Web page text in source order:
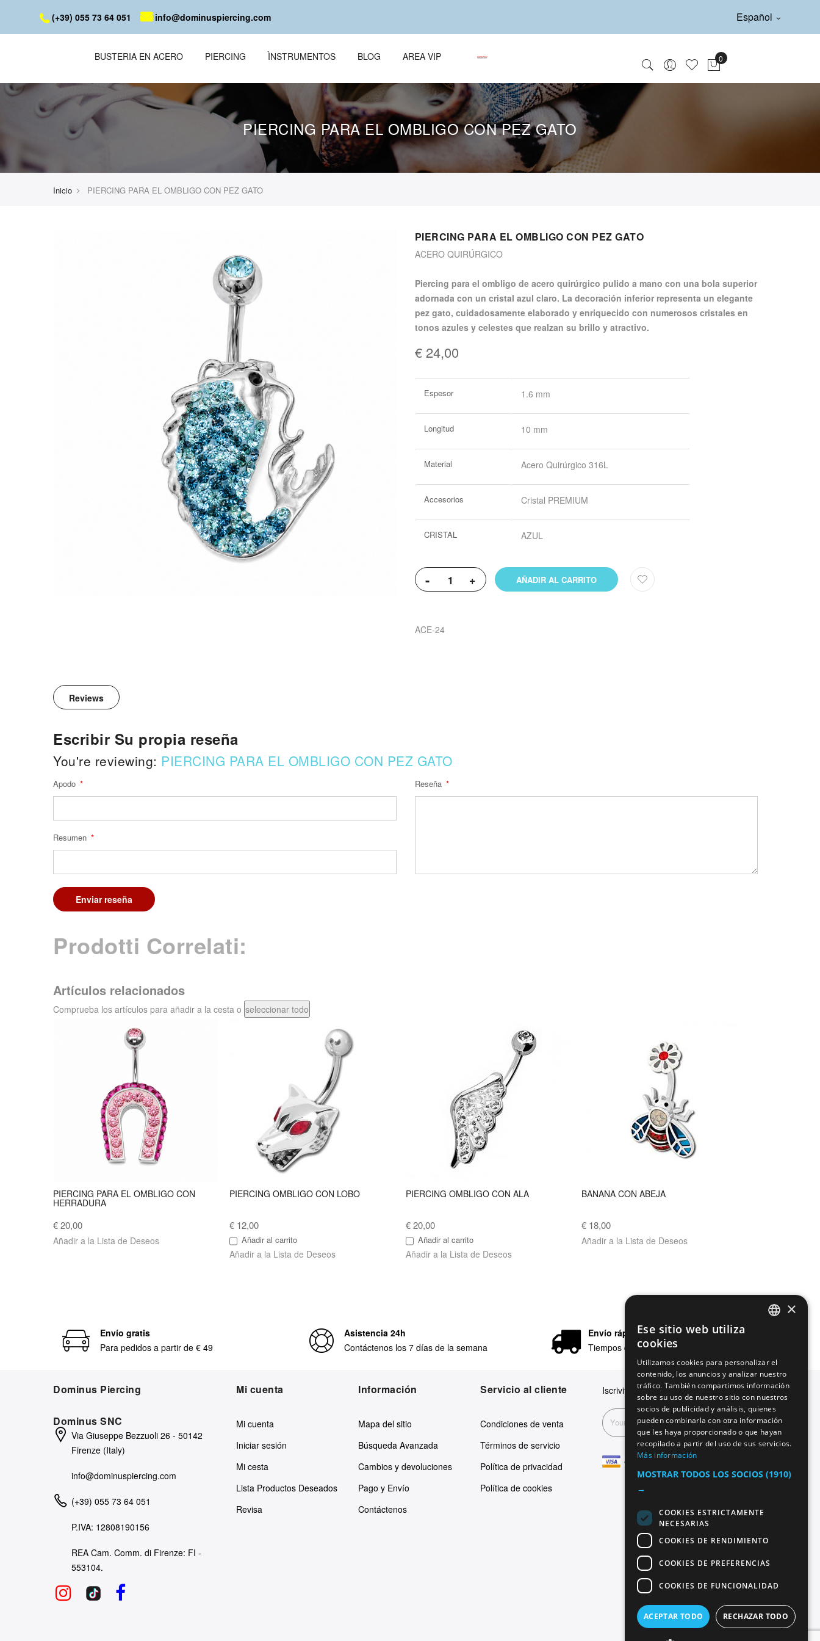
(+39) 055 73 64 051 info@dominuspiercing.com Español
BUSTERIA EN ACERO PIERCING ÌNSTRUMENTOS BLOG AREA VIP
PIERCING PARA EL OMBLIGO CON PEZ GATO
Inicio PIERCING PARA EL OMBLIGO CON PEZ GATO
PIERCING PARA EL OMBLIGO CON PEZ GATO
ACERO QUIRÚRGICO
piercing para el ombligo de acero quirúrgico pulido a mano con una bola superior
adornada con un cristal azul claro. La decoración inferior representa un elegante
pez gato, cuidadosamente elaborado y enriquecido con numerosos cristales en
tonos azules y celestes que realzan su brillo y atractivo.
€ 24,00
Información
Espesor 1.6 mm
Longitud 10 mm
Material Acero Quirúrgico 316L
Accesorios Cristal PREMIUM
CRISTAL AZUL
- + AÑADIR AL CARRITO
ACE-24
Reviews
Escribir Su propia reseña
You're reviewing: PIERCING PARA EL OMBLIGO CON PEZ GATO
Apodo
Resumen
Reseña
Enviar reseña
Prodotti Correlati:
Artículos relacionados
Comprueba los artículos para añadir a la cesta o seleccionar todo
PIERCING PARA EL OMBLIGO CON
HERRADURA
€ 20,00
Añadir a la Lista de Deseos
PIERCING OMBLIGO CON LOBO
€ 12,00
Añadir al carrito
Añadir a la Lista de Deseos
PIERCING OMBLIGO CON ALA
€ 20,00
Añadir al carrito
Añadir a la Lista de Deseos
BANANA CON ABEJA
€ 18,00
Añadir a la Lista de Deseos
Envío gratis
Para pedidos a partir de € 49
Asistencia 24h
Contáctenos los 7 días de la semana
Envío rápido
Tiempos de entrega en 24/48 horas
Dominus Piercing
Dominus SNC
Via Giuseppe Bezzuoli 26 - 50142
Firenze (Italy)
info@dominuspiercing.com
(+39) 055 73 64 051
P.IVA: 12808190156
REA Cam. Comm. di Firenze: FI -
553104.
Mi cuenta
Mi cuenta
Iniciar sesión
Mi cesta
Lista Productos Deseados
Revisa
Información
Mapa del sitio
Búsqueda Avanzada
Cambios y devoluciones
Pago y Envío
Contáctenos
Servicio al cliente
Condiciones de venta
Términos de servicio
Política de privacidad
Política de cookies
Iscriviti alla nostra newsletter
Suscribirse
ITALIAN
SPANISH
FRENCH
×
Ese sitio web utiliza
cookies
Utilizamos cookies para personalizar el
contenido, los anuncios y analizar nuestro
tráfico. También compartimos información
sobre su uso de nuestro sitio con nuestros
socios de publicidad y análisis, quienes
pueden combinarla con otra información
que les haya proporcionado o que hayan
recopilado a partir del uso de sus servicios.
Más información
MOSTRAR TODOS LOS SOCIOS (1910)
→
COOKIES ESTRICTAMENTE
NECESARIAS
COOKIES DE RENDIMIENTO
COOKIES DE PREFERENCIAS
COOKIES DE FUNCIONALIDAD
ACEPTAR TODO RECHAZAR TODO